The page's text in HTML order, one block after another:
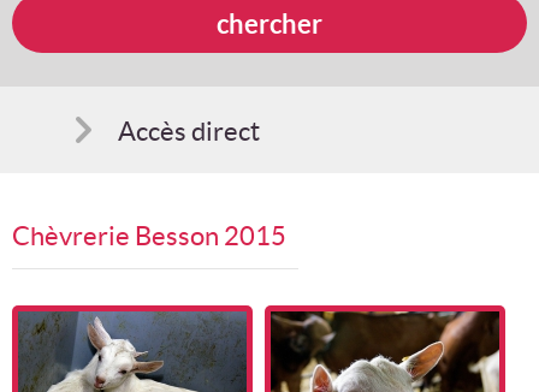
Accès direct
Suggestions
Bon cadeau
Programme en PDF
Chèvrerie Besson 2015